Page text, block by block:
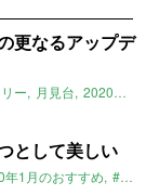
更なるアップデ
ー 月見台 2020年1月のおすすめ
として美しい
年1月のおすすめ #StayHome